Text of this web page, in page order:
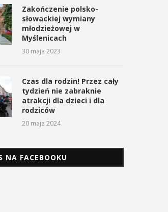
Zakończenie polsko-
słowackiej wymiany
młodzieżowej w
Myślenicach
30 maja 2023
Czas dla rodzin! Przez cały
tydzień nie zabraknie
atrakcji dla dzieci i dla
rodziców
20 maja 2024
NA FACEBOOKU